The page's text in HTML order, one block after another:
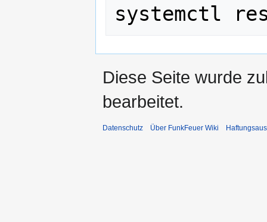
Diese Seite wurde
bearbeitet.
Datenschutz Über FunkFeuer Wiki